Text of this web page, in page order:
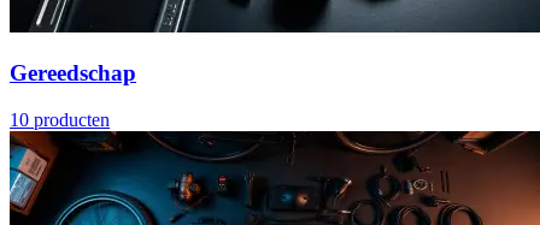
Gereedschap
10 producten